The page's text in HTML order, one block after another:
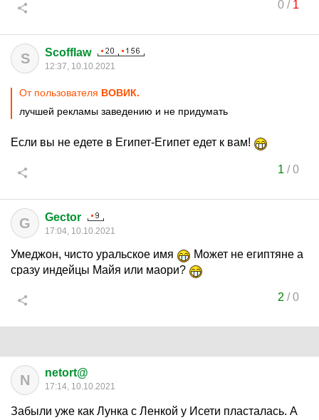
0/ 1
S Scofflaw
12:37, 10.10.2021
От пользователя ВОВИК.
лучшей рекламы заведению и не придумать
Если вы не едете в Египет-Египет едет к вам!
1 /0
G Gector
17:04, 10.10.2021
Умеджон, чисто уральское имя
Может не египтяне а
сразу индейцы Майя или маори?
2 /0
N netort@
17:14, 10.10.2021
Забыли уже как Лунка с Ленкой у Исети пласталась. А